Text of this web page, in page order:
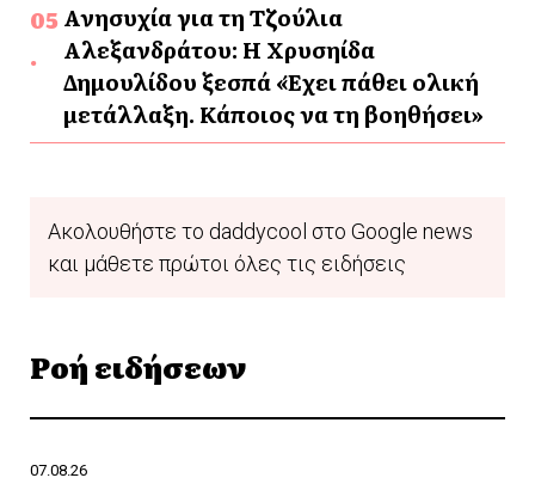
Ανησυχία για τη Τζούλια
Αλεξανδράτου: Η Χρυσηίδα
Δημουλίδου ξεσπά «Έχει πάθει ολική
μετάλλαξη. Κάποιος να τη βοηθήσει»
Ακολουθήστε το daddycool στο Google news
και μάθετε πρώτοι όλες τις ειδήσεις
Ροή ειδήσεων
07.08.26